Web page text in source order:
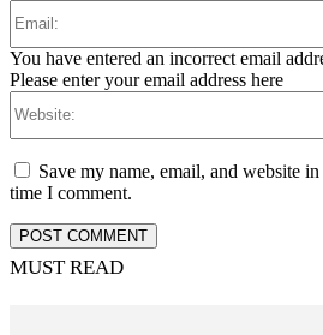
You have entered an incorrect email
Please enter your email address here
Save my name, email, and website
time I comment.
MUST READ